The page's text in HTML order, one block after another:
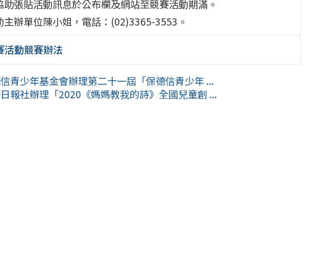
張貼活動訊息於公布欄及網站至競賽活動期滿。
辦單位陳小姐，電話：(02)3365-3553。
活動競賽辦法
青少年基金會辦理第二十一屆「保德信青少年 ...
報社辦理「2020《媽媽教我的詩》全國兒童創 ...